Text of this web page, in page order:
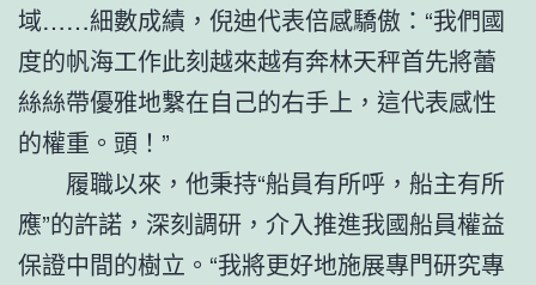
域……細數成績，倪迪代表倍感驕傲：“我們國
度的帆海工作此刻越來越有奔林天秤首先將蕾
絲絲帶優雅地繫在自己的右手上，這代表感性
的權重。頭！”
履職以來，他秉持“船員有所呼，船主有所
應”的許諾，深刻調研，介入推進我國船員權益
保證中間的樹立。“我將更好地施展專門研究專